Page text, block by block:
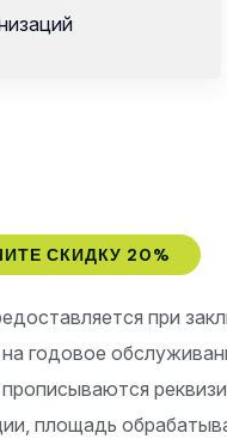
СКИДКУ 20%
при
годовое
площадь